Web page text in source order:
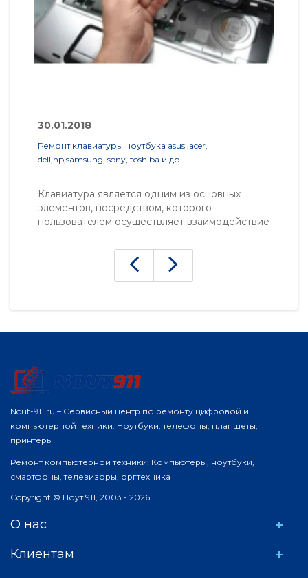
30.01.2018
Ремонт клавиатуры ноутбука asus ,acer,
dell,hp,samsung, sony, toshiba и др.
Клавиатура является одним из основных
элементов, посредством, которого
пользователем осуществляет взаимодействие
правило, именно панель клавиатуры
подвергается наивысшему механическому
воздействию. Вслед..
Nout-911.ru – Сервисный центр по ремонту цифровой и
компьютерной техники: Ноутбуки, телефоны, планшеты,
принтеры
Ремонт компьютерной техники: Компьютеры, ноутбуки,
смартфоны, телевизоры, оргтехника
Copyright © Ноут 911, 2003 - 2026
О нас
Клиентам